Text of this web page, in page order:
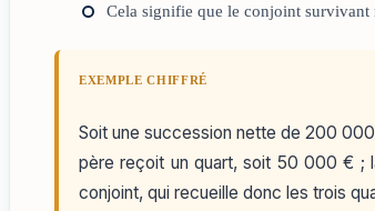
Cela signifie que le conjoint survivant
EXEMPLE CHIFFRÉ
Soit une succession nette de 200
père reçoit un quart, soit 50 000 € ;
conjoint, qui recueille donc les trois